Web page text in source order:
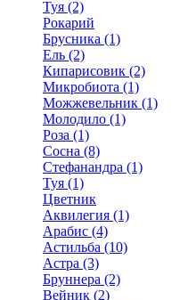
Туя (2)
Рокарий
Брусника (1)
Ель (2)
Кипарисовик (2)
Микробиота (1)
Можжевельник (1)
Молодило (1)
Роза (1)
Сосна (8)
Стефанандра (1)
Туя (1)
Цветник
Аквилегия (1)
Арабис (4)
Астильба (10)
Астра (3)
Бруннера (2)
Вейник (2)